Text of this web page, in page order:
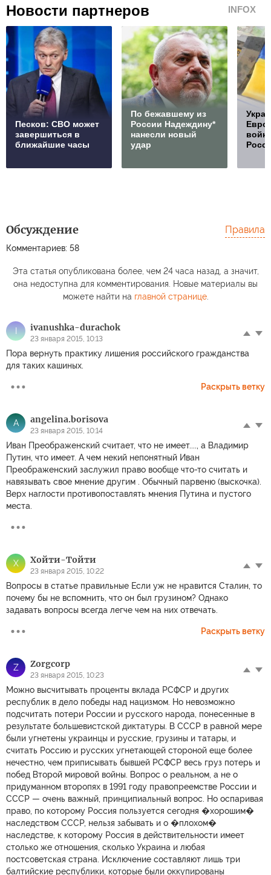
Новости партнеров INFOX
Песков: СВО может
завершиться в
ближайшие часы
По бежавшему из
России Надеждину*
нанесли новый
удар
Обсуждение
Комментариев: 58
Правила
Эта статья опубликована более, чем 24 часа назад, а значит,
она недоступна для комментирования. Новые материалы вы
можете найти на главной странице.
I ivanushka-durachok
23 января 2015, 10:13
Пора вернуть практику лишения российского гражданства
для таких кашиных.
Раскрыть ветку
A angelina.borisova
23 января 2015, 10:14
Иван Преображенский считает, что не имеет...., а Владимир
Путин, что имеет. А чем некий непонятный Иван
Преображенский заслужил право вообще что-то считать и
навязывать свое мнение другим . Обычный парвеню (выскочка).
Верх наглости противопоставлять мнения Путина и пустого
места.
Х Хойти-Тойти
23 января 2015, 10:22
Вопросы в статье правильные Если уж не нравится Сталин, то
почему бы не вспомнить, что он был грузином? Однако
задавать вопросы всегда легче чем на них отвечать.
Раскрыть ветку
Z Zorgcorp
23 января 2015, 10:23
Можно высчитывать проценты вклада РСФСР и других
республик в дело победы над нацизмом. Но невозможно
подсчитать потери России и русского народа, понесенные в
результате большевистской диктатуры. В СССР в равной мере
были угнетены украинцы и русские, грузины и татары, и
считать Россию и русских угнетающей стороной еще более
нечестно, чем приписывать бывшей РСФСР весь груз потерь и
побед Второй мировой войны. Вопрос о реальном, а не о
придуманном второпях в 1991 году правопреемстве России и
СССР — очень важный, принципиальный вопрос. Но оспаривая
право, по которому Россия пользуется сегодня �хорошим�
наследством СССР, нельзя забывать и о �плохом�
наследстве, к которому Россия в действительности имеет
столько же отношения, сколько Украина и любая
постсоветская страна. Исключение составляют лишь три
балтийские республики, которые были оккупированы